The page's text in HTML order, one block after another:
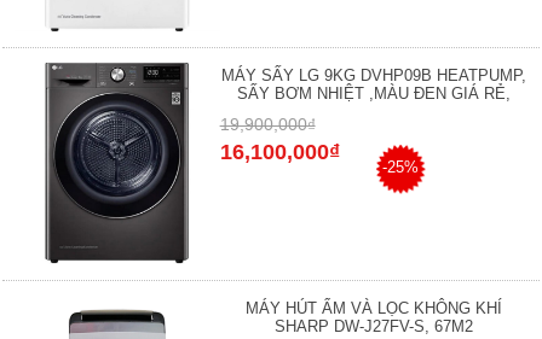
MÁY SẤY LG 9KG DVHP09B HEATPUMP,
SẤY BƠM NHIỆT ,MÀU ĐEN GIÁ RẺ,
19,900,000₫
16,100,000₫
-25%
MÁY HÚT ẨM VÀ LỌC KHÔNG KHÍ
SHARP DW-J27FV-S, 67M2